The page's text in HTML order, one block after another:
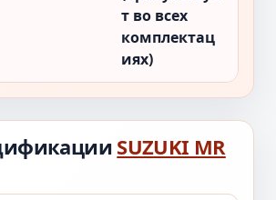
т во всех
комплектац
иях)
SUZUKI MR